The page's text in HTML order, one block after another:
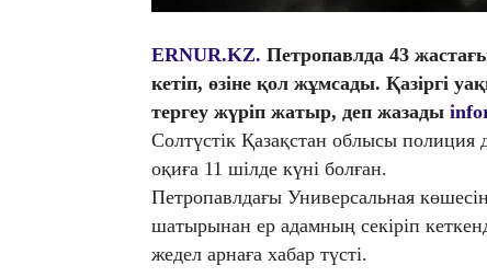
ERNUR.KZ. Петропавлда 43
кетіп, өзіне қол жұмсады. Қазіргі
тергеу жүріп жатыр, деп жазады
Солтүстік Қазақстан облысы полиция
оқиға 11 шілде күні болған.
Петропавлдағы Универсальная
шатырынан ер адамның секіріп
жедел арнаға хабар түсті.